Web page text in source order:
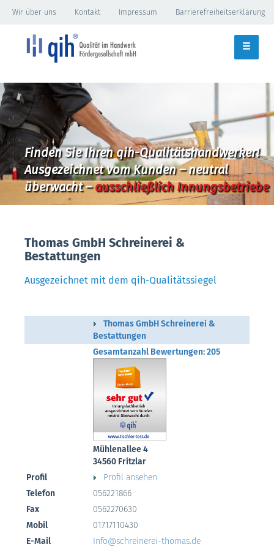
Wir über uns Kontakt Impressum Barrierefreiheitserklärung
Finden Sie Ihren qih-Qualitätshandwerker!
Ausgezeichnet vom Kunden – neutral
überwacht –ausschließlich Innungsbetriebe
Thomas GmbH Schreinerei &
Bestattungen
Ausgezeichnet mit dem qih-Qualitätssiegel
Thomas GmbH Schreinerei &
Bestattungen
Gesamtanzahl Bewertungen: 205
Mühlenallee 4
34560 Fritzlar
Profil
Profil ansehen
Telefon
056221866
Fax
0562270630
Mobil
01717110430
E-Mail
Info@schreinerei-thomas.de